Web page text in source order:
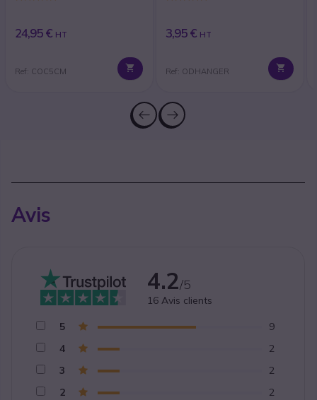
24,95 € HT
Ref: COC5CM
3,95 € HT
Ref: ODHANGER
Avis
4.2/5
16 Avis clients
5
9
4
2
3
2
2
2